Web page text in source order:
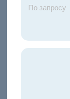
По запросу